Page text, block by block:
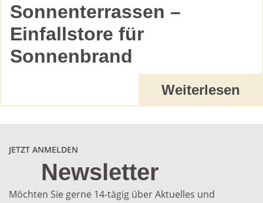
Sonnenterrassen –
Einfallstore für
Sonnenbrand
Weiterlesen
JETZT ANMELDEN
Newsletter
Möchten Sie gerne 14-tägig über Aktuelles und